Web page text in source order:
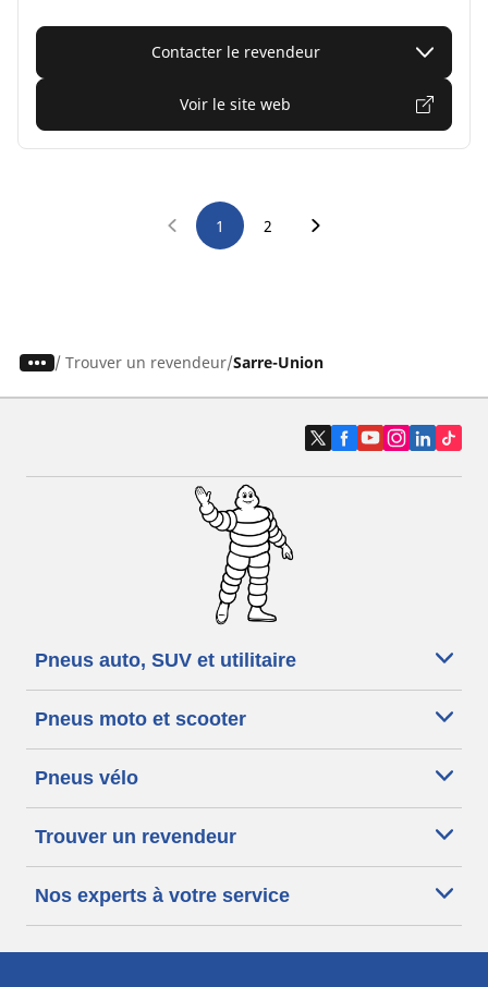
Contacter le revendeur
Voir le site web
1 2
/ Trouver un revendeur Sarre-Union
Pneus auto, SUV et utilitaire
Pneus moto et scooter
Pneus vélo
Trouver un revendeur
Nos experts à votre service